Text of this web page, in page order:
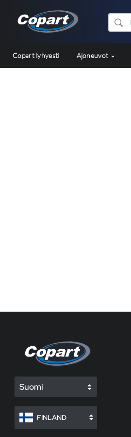
Copart lyhyesti Ajoneuvot
Suomi
FINLAND